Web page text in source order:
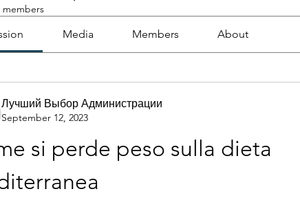
members
Media Members About
Лучший Выбор Администрации
September 12, 2023
si perde peso sulla dieta